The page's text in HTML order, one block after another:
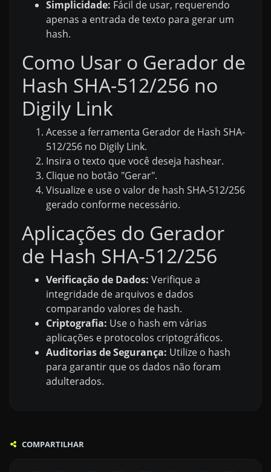
Simplicidade: Fácil de usar, requerendo
apenas a entrada de texto para gerar um
hash.
Como Usar o Gerador de
Hash SHA-512/256 no
Digily Link
Acesse a ferramenta Gerador de Hash SHA-
512/256 no Digily Link.
Insira o texto que você deseja hashear.
Clique no botão "Gerar".
Visualize e use o valor de hash SHA-512/256
gerado conforme necessário.
Aplicações do Gerador
de Hash SHA-512/256
Verificação de Dados: Verifique a
integridade de arquivos e dados
comparando valores de hash.
Criptografia: Use o hash em várias
aplicações e protocolos criptográficos.
Auditorias de Segurança: Utilize o hash
para garantir que os dados não foram
adulterados.
COMPARTILHAR